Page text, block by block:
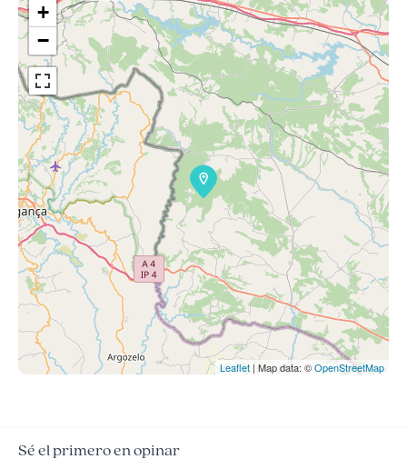
+
−
Leaflet | Map data: ©OpenStreetMap
Sé el primero en opinar